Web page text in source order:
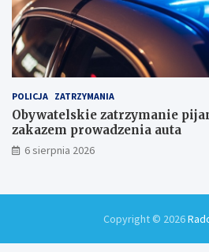
POLICJA ZATRZYMANIA
Obywatelskie zatrzymanie
zakazem prowadzenia auta
6 sierpnia 2026
Copyright © 2026